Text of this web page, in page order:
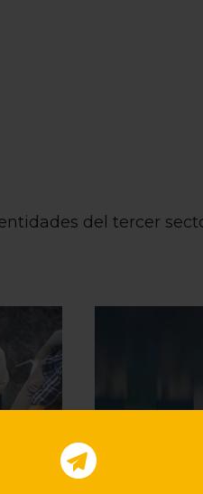
del tercer